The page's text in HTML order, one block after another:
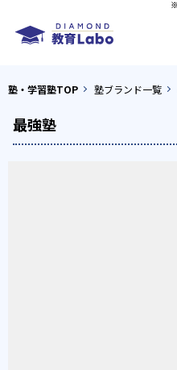
塾・学習塾TOP 塾ブランド一覧
最強塾